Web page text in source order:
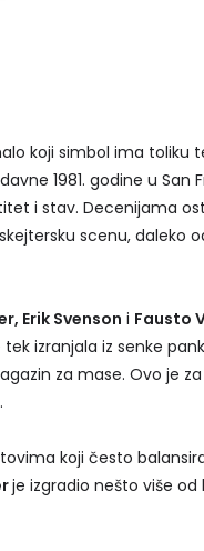
koji simbol ima toliku
1981. godine u San
i stav. Decenijama
scenu, daleko
Erik Svenson i Fausto
izranjala iz senke
za mase. Ovo je
koji često
je izgradio nešto više